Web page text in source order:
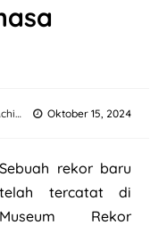
Oktober 15, 2024
Sebuah rekor baru
telah tercatat di
Museum Rekor